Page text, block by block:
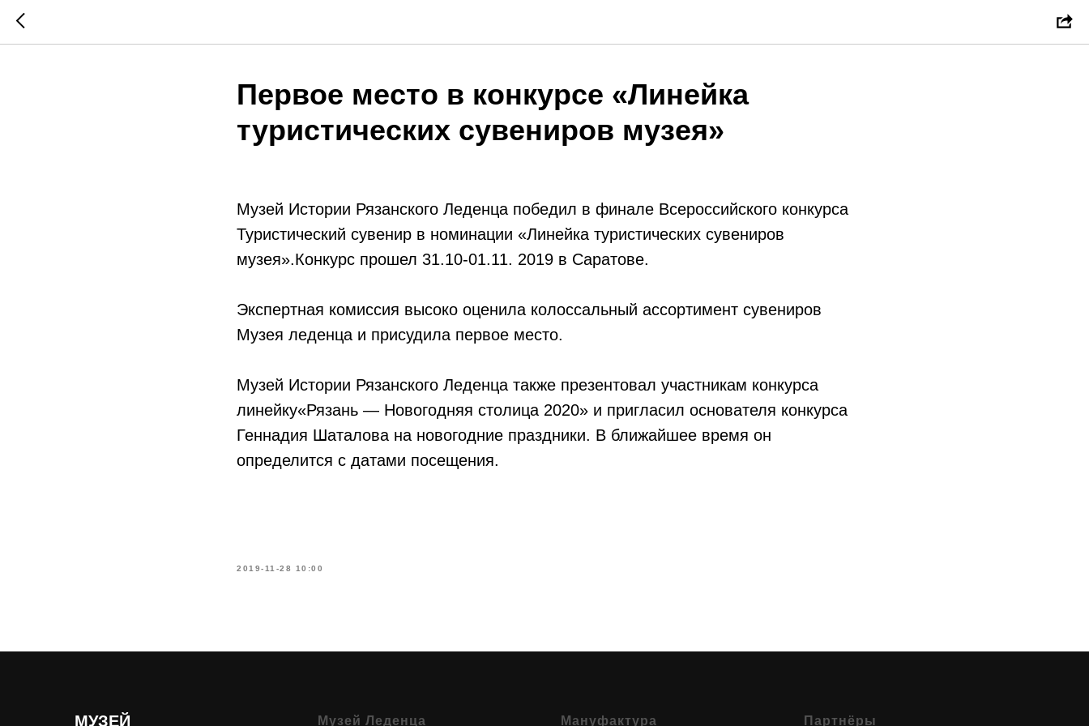
Первое место в конкурсе «Линейка
туристических сувениров музея»
Музей Истории Рязанского Леденца победил в финале Всероссийского конкурса
Туристический сувенир в номинации «Линейка туристических сувениров
музея».Конкурс прошел 31.10-01.11. 2019 в Саратове.
Экспертная комиссия высоко оценила колоссальный ассортимент сувениров
Музея леденца и присудила первое место.
Музей Истории Рязанского Леденца также презентовал участникам конкурса
линейку«Рязань — Новогодняя столица 2020» и пригласил основателя конкурса
Геннадия Шаталова на новогодние праздники. В ближайшее время он
определится с датами посещения.
2019-11-28 10:00
МУЗЕЙ Музей Леденца Мануфактура Партнёры